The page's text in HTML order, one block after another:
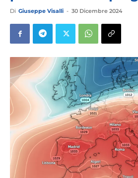
Di Giuseppe Visalli - 30 Dicembre 2024